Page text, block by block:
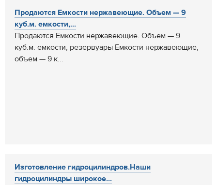
Продаются Емкости нержавеющие. Объем — 9
куб.м. емкости,...
Продаются Емкости нержавеющие. Объем — 9
куб.м. емкости, резервуары Емкости нержавеющие,
объем — 9 к...
Изготовление гидроцилиндров.Наши
гидроцилиндры широкое...